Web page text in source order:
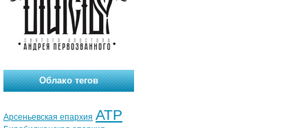
Облако тегов
Арсеньевская епархия АТР